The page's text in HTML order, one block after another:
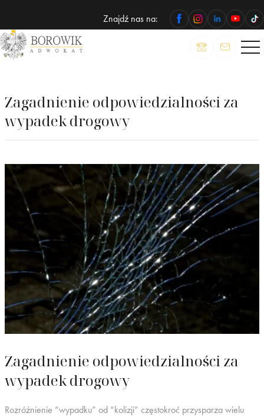
Znajdź nas na:
ADWOKAT
Wojciech
Zagadnienie odpowiedzialności za
wypadek drogowy
Zagadnienie odpowiedzialności za
wypadek drogowy
Rozróżnienie “wypadku” od “kolizji” częstokroć przysparza wielu